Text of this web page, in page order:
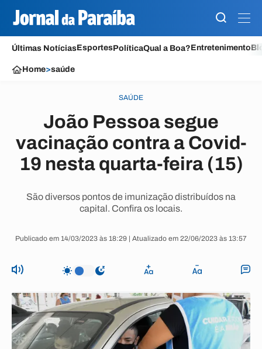
Últimas NotíciasEsportesPolíticaQual a Boa?Entretenimento
Home>saúde
SAÚDE
João Pessoa segue
vacinação contra a Covid-
19 nesta quarta-feira (15)
São diversos pontos de imunização distribuídos na
capital. Confira os locais.
Publicado em 14/03/2023 às 18:29 | Atualizado em 22/06/2023 às 13:57